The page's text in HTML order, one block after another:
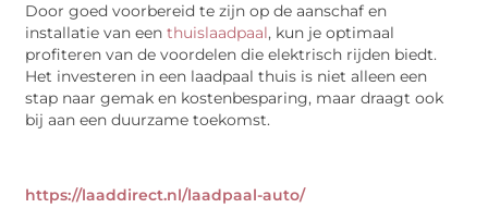
Door goed voorbereid te zijn op de aanschaf en
installatie van eenthuislaadpaal, kun je optimaal
profiteren van de voordelen die elektrisch rijden biedt.
Het investeren in een laadpaal thuis is niet alleen een
stap naar gemak en kostenbesparing, maar draagt ook
bij aan een duurzame toekomst.
https://laaddirect.nl/laadpaal-auto/